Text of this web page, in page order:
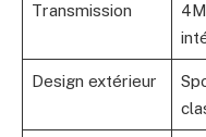
Transmission
Design extérieur